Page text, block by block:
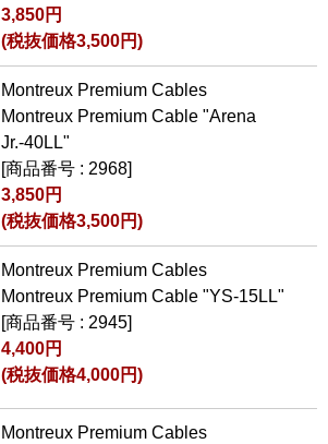
3,850円
(税抜価格3,500円)
Montreux Premium Cables
Montreux Premium Cable "Arena
Jr.-40LL"
[商品番号 : 2968]
3,850円
(税抜価格3,500円)
Montreux Premium Cables
Montreux Premium Cable "YS-15LL"
[商品番号 : 2945]
4,400円
(税抜価格4,000円)
Montreux Premium Cables